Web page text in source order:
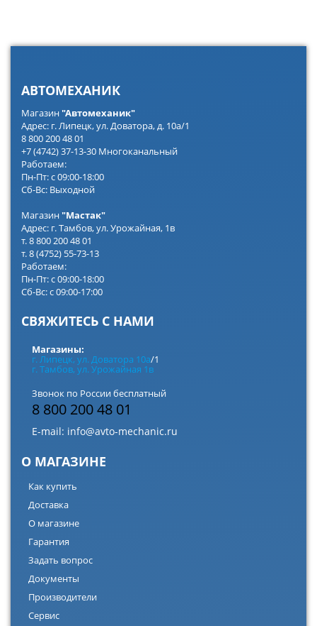
АВТОМЕХАНИК
Магазин"Автомеханик"
Адрес: г. Липецк, ул. Доватора, д. 10а/1
8 800 200 48 01
+7 (4742) 37-13-30 Многоканальный
Работаем:
Пн-Пт: с 09:00-18:00
Сб-Вс: Выходной
Магазин"Мастак"
Адрес: г. Тамбов, ул. Урожайная, 1в
т. 8 800 200 48 01
т. 8 (4752) 55-73-13
Работаем:
Пн-Пт: с 09:00-18:00
Сб-Вс: с 09:00-17:00
СВЯЖИТЕСЬ С НАМИ
Магазины:
г. Липецк, ул. Доватора 10а/1
г. Тамбов, ул. Урожайная 1в
Звонок по России бесплатный
8 800 200 48 01
E-mail: info@avto-mechanic.ru
О МАГАЗИНЕ
Как купить
Доставка
О магазине
Гарантия
Задать вопрос
Документы
Производители
Сервис